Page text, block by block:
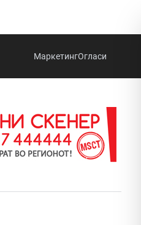
МаркетингОгласи